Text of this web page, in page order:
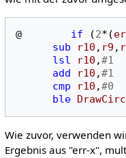
@ if (2*(
sub
r10 , r9 ,
lsl
r10 ,#1
add
r10 ,#1
cmp
r10 ,#0
ble
Wie zuvor, verwenden
Ergebnis aus "err-x",